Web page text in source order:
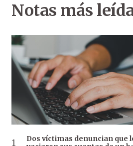
Notas más
Dos víctimas denuncian que